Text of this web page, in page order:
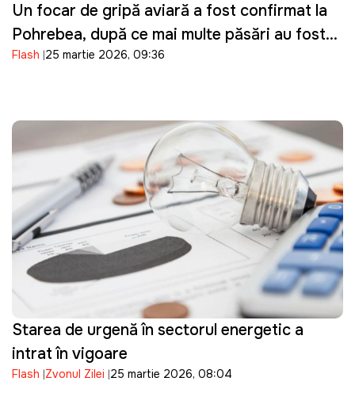
Un focar de gripă aviară a fost confirmat la
Pohrebea, după ce mai multe păsări au fost
descoperite moarte pe Nistru
Flash 25 martie 2026, 09:36
Starea de urgență în sectorul energetic a
intrat în vigoare
Flash Zvonul Zilei 25 martie 2026, 08:04